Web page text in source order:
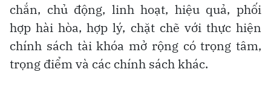
chắn, chủ động, linh hoạt, hiệu quả, phối
hợp hài hòa, hợp lý, chặt chẽ với thực hiện
chính sách tài khóa mở rộng có trọng tâm,
trọng điểm và các chính sách khác.